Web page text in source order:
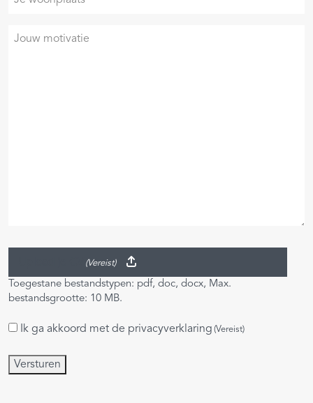
woonplaats
Je
(Vereist)
Toegestane bestandstypen: pdf, doc, docx, Max.
bestandsgrootte: 10 MB.
Instemming
Ik ga akkoord met de privacyverklaring (Vereist)
Versturen